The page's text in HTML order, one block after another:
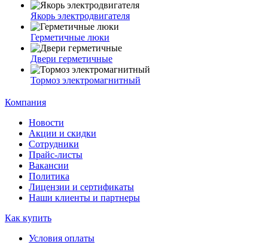
Якорь электродвигателя
Герметичные люки
Двери герметичные
Тормоз электромагнитный
Компания
Новости
Акции и скидки
Сотрудники
Прайс-листы
Вакансии
Политика
Лицензии и сертификаты
Наши клиенты и партнеры
Как купить
Условия оплаты